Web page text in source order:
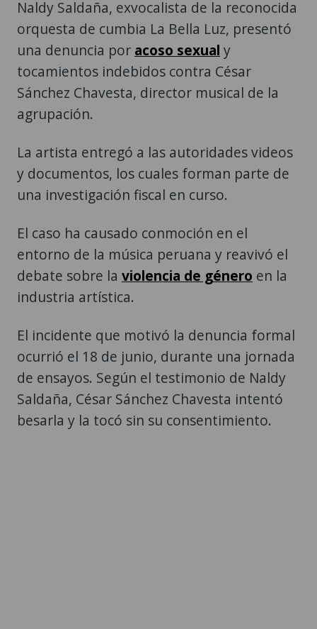
Naldy Saldaña, exvocalista de la reconocida
orquesta de cumbia La Bella Luz, presentó
una denuncia por acoso sexual y
tocamientos indebidos contra César
Sánchez Chavesta, director musical de la
agrupación.
La artista entregó a las autoridades videos
y documentos, los cuales forman parte de
una investigación fiscal en curso.
El caso ha causado conmoción en el
entorno de la música peruana y reavivó el
debate sobre la violencia de género en la
industria artística.
El incidente que motivó la denuncia formal
ocurrió el 18 de junio, durante una jornada
de ensayos. Según el testimonio de Naldy
Saldaña, César Sánchez Chavesta intentó
besarla y la tocó sin su consentimiento.